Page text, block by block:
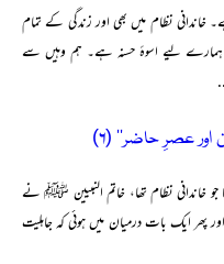
نظام میں بھی اور زندگی کے تمام
لیے اسوۂ حسنہ ہے۔ ہم وہیں سے
عصرِ حاضر‘‘ (۶)
جو خاندانی نظام تھا، خاتم النبیین ﷺ نے
اور پھر ایک بات درمیان میں ہوئی کہ جاہلیت